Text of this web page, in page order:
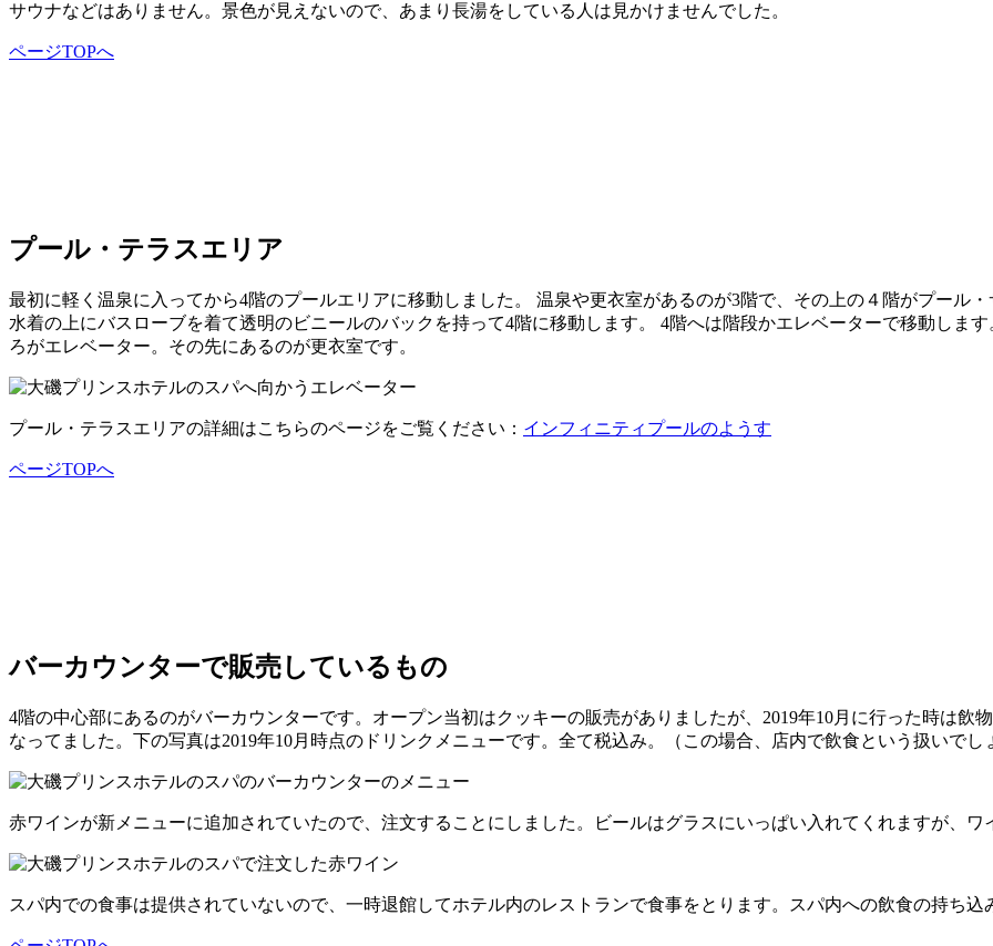
サウナなどはありません。景色が見えないので、あまり長湯をしている人は見かけませんでした。
ページTOPへ
プール・テラスエリア
最初に軽く温泉に入ってから4階のプールエリアに移動しました。 温泉や更衣室があるのが3階で、その上の４階がプール
水着の上にバスローブを着て透明のビニールのバックを持って4階に移動します。 4階へは階段かエレベーターで移動しま
ろがエレベーター。その先にあるのが更衣室です。
プール・テラスエリアの詳細はこちらのページをご覧ください： インフィニティプールのようす
ページTOPへ
バーカウンターで販売しているもの
4階の中心部にあるのがバーカウンターです。オープン当初はクッキーの販売がありましたが、2019年10月に行った時は飲
なってました。下の写真は2019年10月時点のドリンクメニューです。全て税込み。（この場合、店内で飲食という扱いでし
赤ワインが新メニューに追加されていたので、注文することにしました。ビールはグラスにいっぱい入れてくれますが、ワ
スパ内での食事は提供されていないので、一時退館してホテル内のレストランで食事をとります。スパ内への飲食の持ち込